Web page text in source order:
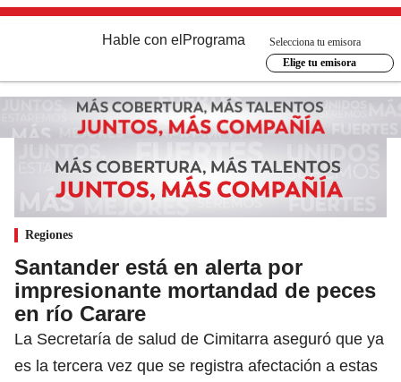
Hable con el Programa
Selecciona tu emisora
Elige tu emisora
Regiones
Santander está en alerta por
impresionante mortandad de peces
en río Carare
La Secretaría de salud de Cimitarra aseguró que ya
es la tercera vez que se registra afectación a estas